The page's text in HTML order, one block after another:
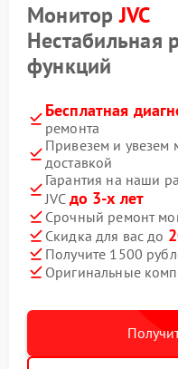
МониторJVC
Нестабильная
функций
Бесплатная
ремонта
Привезем и увезем
доставкой
Гарантия на наши
JVC до 3-х лет
Срочный ремонт
Скидка для вас до
Получите 1500
Оригинальные